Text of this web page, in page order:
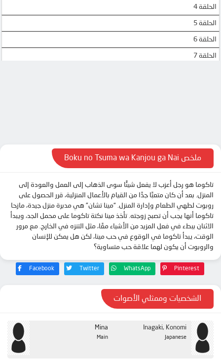
الحلقة 4
الحلقة 5
الحلقة 6
الحلقة 7
ملخص Boku no Tsuma wa Kanjou ga Nai
تاكوما هو رجل أعزب لا يفعل شيئًا سوى الذهاب إلى العمل والعودة إلى
المنزل. بعد أن كان متعبًا جدًا من القيام بالأعمال المنزلية، قرر الحصول على
روبوت لطهي الطعام وإدارة المنزل. “مينا تشان” هي مدبرة منزل جيدة، مازحا
تاكوما أنها يجب أن تصبح زوجته. تأخذ مينا نكتة تاكوما على محمل الجد، ويبدأ
الاثنان ببطء في فعل المزيد من الأشياء معًا، مثل التنزه في الخارج. مع مرور
الوقت، يبدأ تاكوما في الوقوع في حب مينا، لكن هل يمكن للإنسان
والروبوت أن يكون لهما علاقة حب متساوية؟
Facebook Twitter WhatsApp Pinterest
الشخصيات وممثلي الأصوات
Mina
Main
Inagaki, Konomi
Japanese